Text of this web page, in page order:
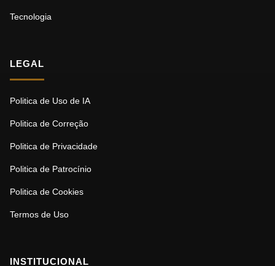
Tecnologia
LEGAL
Politica de Uso de IA
Politica de Correção
Politica de Privacidade
Politica de Patrocínio
Politica de Cookies
Termos de Uso
INSTITUCIONAL